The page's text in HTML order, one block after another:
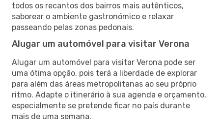
todos os recantos dos bairros mais autênticos,
saborear o ambiente gastronómico e relaxar
passeando pelas zonas pedonais.
Alugar um automóvel para visitar Verona
Alugar um automóvel para visitar Verona pode ser
uma ótima opção, pois terá a liberdade de explorar
para além das áreas metropolitanas ao seu próprio
ritmo. Adapte o itinerário à sua agenda e orçamento,
especialmente se pretende ficar no país durante
mais de uma semana.